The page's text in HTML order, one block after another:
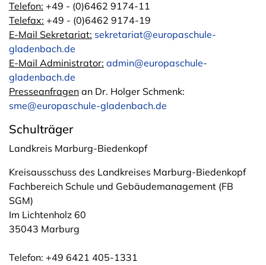
Telefon: +49 - (0)6462 9174-11
Telefax: +49 - (0)6462 9174-19
E-Mail Sekretariat: sekretariat@europaschule-
gladenbach.de
E-Mail Administrator: admin@europaschule-
gladenbach.de
Presseanfragen an Dr. Holger Schmenk:
sme@europaschule-gladenbach.de
Schulträger
Landkreis Marburg-Biedenkopf
Kreisausschuss des Landkreises Marburg-Biedenkopf
Fachbereich Schule und Gebäudemanagement (FB
SGM)
Im Lichtenholz 60
35043 Marburg
Telefon: +49 6421 405-1331